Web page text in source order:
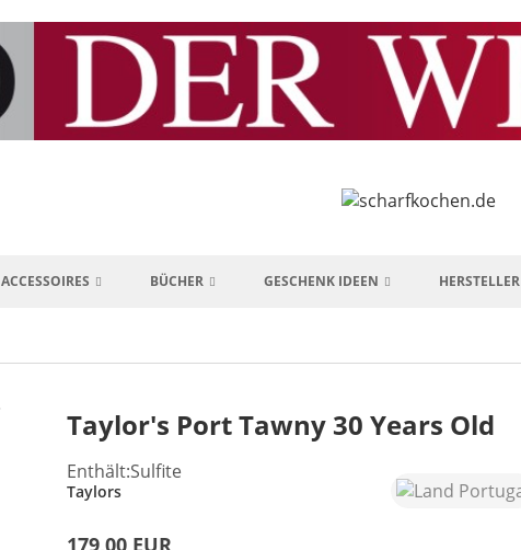
ACCESSOIRES BÜCHER GESCHENK IDEEN HERSTELLER
Taylor's Port Tawny 30 Years Old
Enthält:Sulfite
Taylors
179,00 EUR